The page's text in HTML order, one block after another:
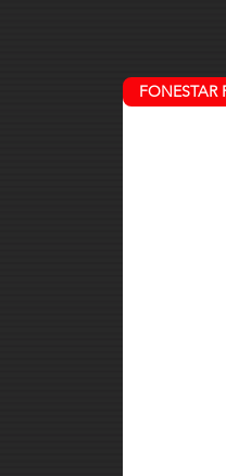
FONESTAR